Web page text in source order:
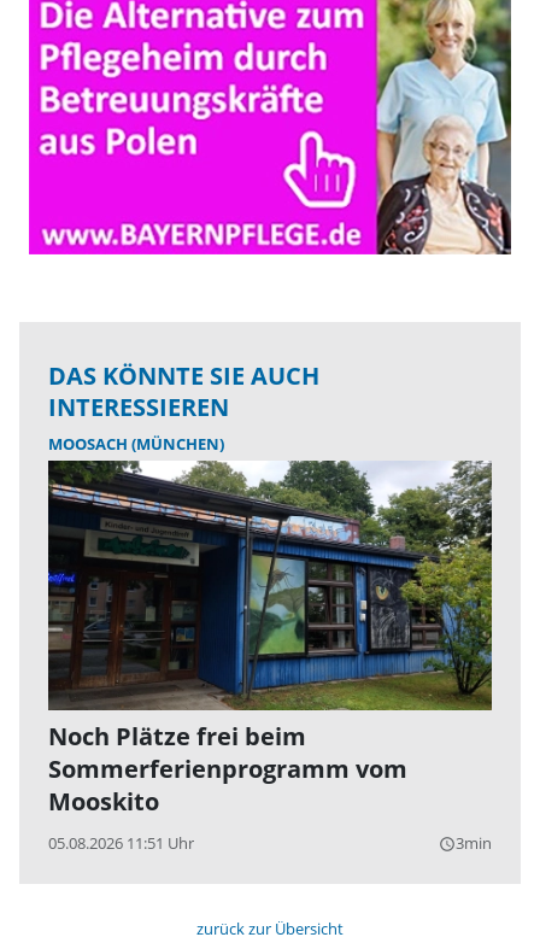
DAS KÖNNTE SIE AUCH
INTERESSIEREN
MOOSACH (MÜNCHEN)
Noch Plätze frei beim
Sommerferienprogramm vom
Mooskito
05.08.2026 11:51 Uhr query_builder3min
zurück zur Übersicht